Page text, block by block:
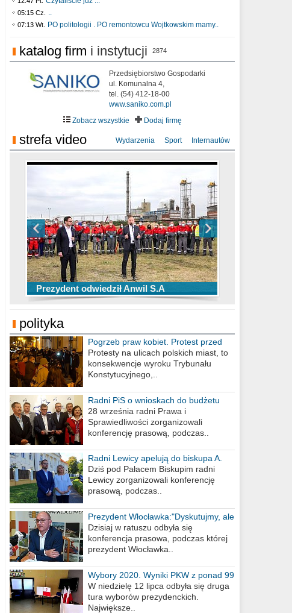
05:15 Cz. ..
07:13 Wt. PO politologii . PO remontowcu Wojtkowskim mamy..
katalog firm i instytucji 2874
Przedsiębiorstwo Gospodarki
ul. Komunalna 4,
tel. (54) 412-18-00
www.saniko.com.pl
Zobacz wszystkie
Dodaj firmę
strefa video Wydarzenia Sport Internautów
Prezydent odwiedził Anwil S.A
TOP 10 przechwytów Anwilu Włocławek
w EBL w sezonie 2019/2020
TOP 5 rzutów Anwilu Włocławek w BCL
w sezonie 2019/2020
Ni To Ponk - W oczach mamy strach
sixf33t .Last Year DRONE FOOTAGE
Włocławek
XXIII Sesja Rady Miasta Włocławek VIII
kadencji w dniu 09.06.2020 r.
polityka
Pogrzeb praw kobiet. Protest przed
biurem poselskim PiS
Protesty na ulicach polskich miast, to
konsekwencje wyroku Trybunału
Konstytucyjnego,..
Radni PiS o wnioskach do budżetu
miasta na 2021 rok
28 września radni Prawa i
Sprawiedliwości zorganizowali
konferencję prasową, podczas..
Radni Lewicy apelują do biskupa A.
Wiesława Meringa
Dziś pod Pałacem Biskupim radni
Lewicy zorganizowali konferencję
prasową, podczas..
Prezydent Włocławka:"Dyskutujmy, ale
nie obrażajmy się”
Dzisiaj w ratuszu odbyła się
konferencja prasowa, podczas której
prezydent Włocławka..
Wybory 2020. Wyniki PKW z ponad 99
procent obwodów
W niedzielę 12 lipca odbyła się druga
tura wyborów prezydenckich.
Największe..